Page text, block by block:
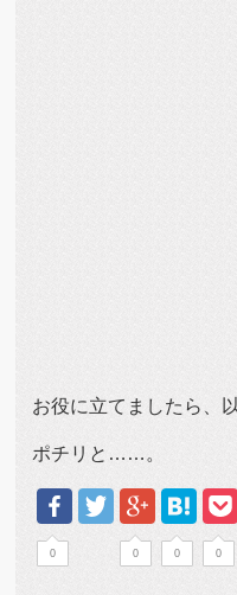
お役に立てましたら、
ポチリと……。
0 0 0 0